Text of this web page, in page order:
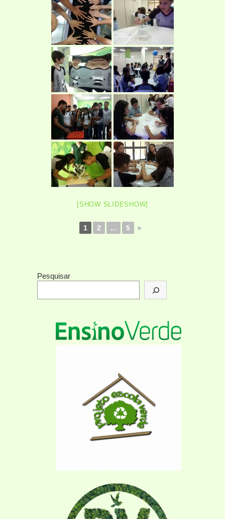
[SHOW SLIDESHOW]
1 2 ... 5 ►
Pesquisar